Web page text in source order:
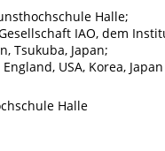
Halle;
IAO, dem
Tsukuba, Japan;
USA, Korea, Japan
Halle